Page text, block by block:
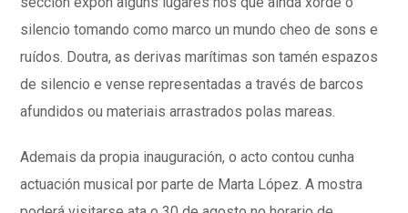
silencio tomando como marco un mundo cheo de sons e
ruídos. Doutra, as derivas marítimas son tamén espazos
de silencio e vense representadas a través de barcos
afundidos ou materiais arrastrados polas mareas.
Ademais da propia inauguración, o acto contou cunha
actuación musical por parte de Marta López. A mostra